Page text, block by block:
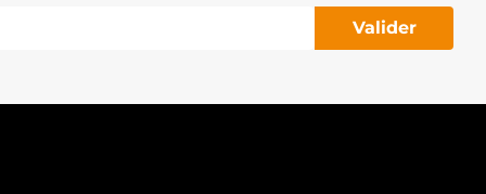
Valider